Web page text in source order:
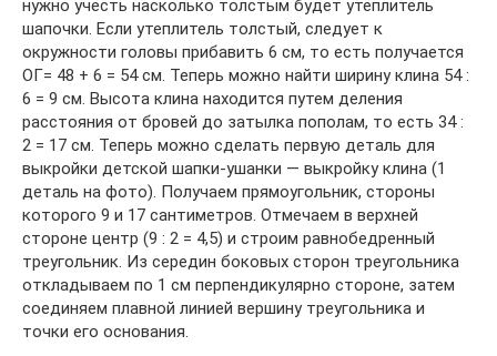
нужно учесть насколько толстым будет утеплитель
шапочки. Если утеплитель толстый, следует к
окружности головы прибавить 6 см, то есть получается
ОГ= 48 + 6 = 54 см. Теперь можно найти ширину клина 54 :
6 = 9 см. Высота клина находится путем деления
расстояния от бровей до затылка пополам, то есть 34 :
2 = 17 см. Теперь можно сделать первую деталь для
выкройки детской шапки-ушанки — выкройку клина (1
деталь на фото). Получаем прямоугольник, стороны
которого 9 и 17 сантиметров. Отмечаем в верхней
стороне центр (9 : 2 = 4,5) и строим равнобедренный
треугольник. Из середин боковых сторон треугольника
откладываем по 1 см перпендикулярно стороне, затем
соединяем плавной линией вершину треугольника и
точки его основания.